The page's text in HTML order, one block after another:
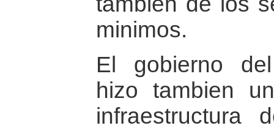
minimos.
El gobierno
hizo tambien
infraestructura